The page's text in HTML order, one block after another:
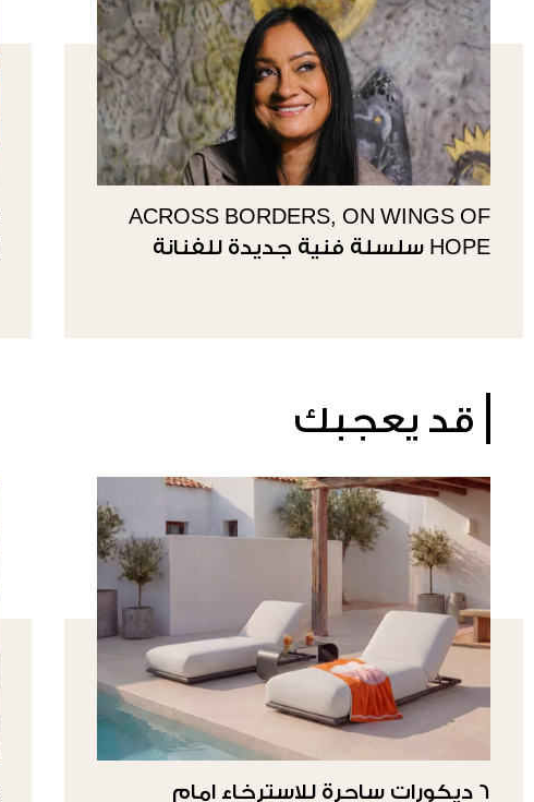
ACROSS BORDERS, ON WINGS OF
HOPE سلسلة فنية جديدة للفنانة
قد يعجبك
6 ديكورات ساحرة للاسترخاء امام